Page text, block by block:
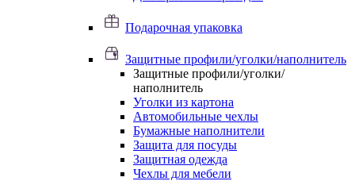
Подарочная упаковка
Защитные профили/уголки/наполнитель
Защитные профили/уголки/
наполнитель
Уголки из картона
Автомобильные чехлы
Бумажные наполнители
Защита для посуды
Защитная одежда
Чехлы для мебели